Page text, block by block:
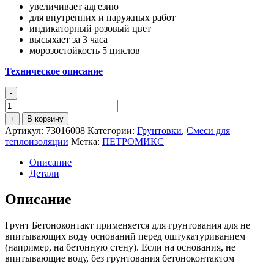
увеличивает адгезию
для внутренних и наружных работ
индикаторный розовый цвет
высыхает за 3 часа
морозостойкость 5 циклов
Техническое описание
-
Количество
товара
ПЕТРОМИКС
PL-
07
Грунт
бетоноконтакт
+ В корзину
Артикул: 73016008 Категории: Грунтовки, Смеси для
теплоизоляции Метка: ПЕТРОМИКС
Описание
Детали
Описание
Грунт Бетоноконтакт применяется для грунтования для не
впитывающих воду оснований перед оштукатуриванием
(например, на бетонную стену). Если на основания, не
впитывающие воду, без грунтования бетоноконтактом